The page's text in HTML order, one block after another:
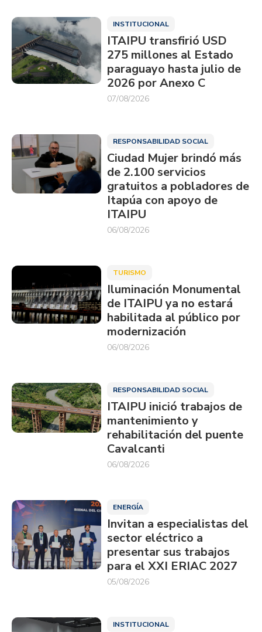
INSTITUCIONAL
ITAIPU transfirió USD
275 millones al Estado
paraguayo hasta julio de
2026 por Anexo C
07/08/2026
RESPONSABILIDAD SOCIAL
Ciudad Mujer brindó más
de 2.100 servicios
gratuitos a pobladores de
Itapúa con apoyo de
ITAIPU
06/08/2026
TURISMO
Iluminación Monumental
de ITAIPU ya no estará
habilitada al público por
modernización
06/08/2026
RESPONSABILIDAD SOCIAL
ITAIPU inició trabajos de
mantenimiento y
rehabilitación del puente
Cavalcanti
06/08/2026
ENERGÍA
Invitan a especialistas del
sector eléctrico a
presentar sus trabajos
para el XXI ERIAC 2027
05/08/2026
INSTITUCIONAL